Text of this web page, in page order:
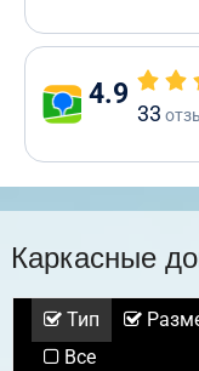
4.9
33
Каркасные
Тип
Все